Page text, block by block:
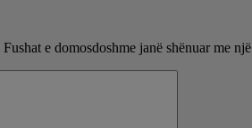
Fushat e domosdoshme janë shënuar me një